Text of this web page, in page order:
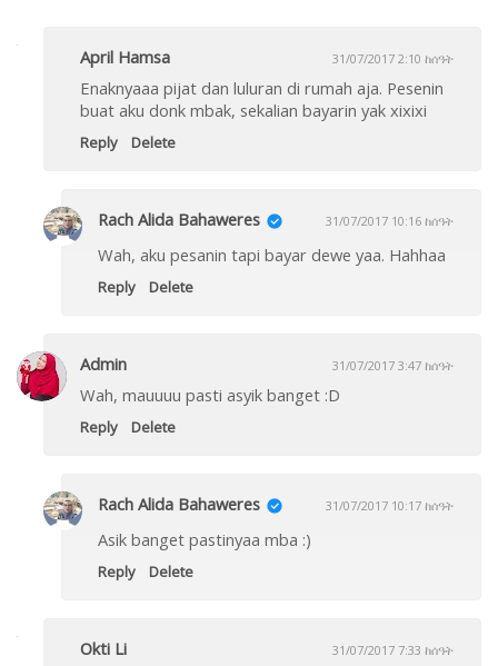
April Hamsa 31/07/2017 2:10 ከሰዓት
Enaknyaaa pijat dan luluran di rumah aja. Pesenin
buat aku donk mbak, sekalian bayarin yak xixixi
Reply Delete
Rach Alida Bahaweres 31/07/2017 10:16 ከሰዓት
Wah, aku pesanin tapi bayar dewe yaa. Hahhaa
Reply Delete
Admin 31/07/2017 3:47 ከሰዓት
Wah, mauuuu pasti asyik banget :D
Reply Delete
Rach Alida Bahaweres 31/07/2017 10:17 ከሰዓት
Asik banget pastinyaa mba :)
Reply Delete
Okti Li 31/07/2017 7:33 ከሰዓት